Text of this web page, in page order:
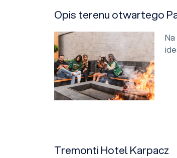
Opis terenu otwartego
Tremonti Hotel Karpacz